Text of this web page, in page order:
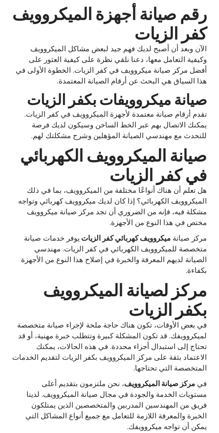
رقم صيانة أجهزة الميكروويف
كفر الزيات
الآن وبعد أن أصبح لديك فهم جيد لبعض مشاكل الميكروويف
وكيفية التعامل معها، دعنا نلقي نظرة على كيفية العثور على
أفضل مركز صيانة ميكروويف في كفر الزيات. الخطوة الأولى في
هذا السياق هي البحث عن أرقام الصيانة المعتمدة.
صيانة ميكروويفات بكفر الزيات
تقدم أرقام صيانة معتمدة لأجهزة الميكروويف في كفر الزيات.
يمكنك الاتصال بهم عبر الخط الساخن وسيكون لديك فرصة
للتحدث مع مهندسي الصيانة المؤهلين وشرح مشكلتك لهم.
صيانة الميكروويف الكهربائي
في كفر الزيات
هل تعلم أن هناك أنواعًا مختلفة من الميكروويف، بما في ذلك
الميكروويف الكهربائي؟ إذا كان لديك ميكروويف كهربائي وتواجه
مشكلة فيه، فإنه من الضروري أن تجد مركز صيانة ميكروويف
مختص في هذا النوع من الأجهزة.
مركز صيانة ميكروويف كهربائي كفر الزيات يوفر خدمات صيانة
متخصصة للميكروويف الكهربائي في كفر الزيات. مهندسي
الصيانة لديهم المعرفة والخبرة في إصلاح هذا النوع من الأجهزة
بكفاءة.
مركز لصيانة الميكروويف
بكفر الزيات
في بعض الأوقات، تكون هناك حاجة ملحة لإجراء صيانة متخصصة
لميكروويفك. قد تكون المشكلة كبيرة وتتطلب خبرة مهنية، أو قد
تحتاج إلى استبدال أجزاء محددة. في هذه الحالات، يمكنك
الاعتماد بثقة على مركز الميكروويف بكفر الزيات لتقديم الخدمات
المتخصصة التي تحتاجها.
في مركز صيانة الميكروويف، نحن ملتزمون بتقديم أعلى
مستويات الخدمة والجودة في مجال صيانة الميكروويف. لدينا
فريق من المهندسين المدربين والمتخصصين الذين يمتلكون
الخبرة والمعرفة اللازمة للتعامل مع جميع أنواع المشاكل التي
يمكن أن تواجه ميكروويفك.